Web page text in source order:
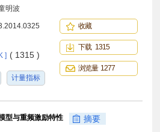
明波
] ( 1315 )
计量指标
收藏
下载 1315
浏览量 1277
型与重频激励特性 摘要